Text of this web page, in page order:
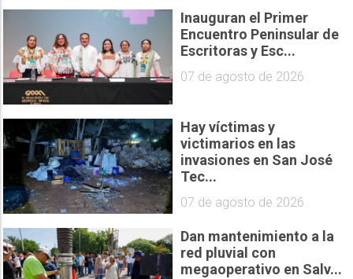
Inauguran el Primer
Encuentro Peninsular de
Escritoras y Esc...
07 de agosto de 2026
Hay víctimas y
victimarios en las
invasiones en San José
Tec...
07 de agosto de 2026
Dan mantenimiento a la
red pluvial con
megaoperativo en Salv...